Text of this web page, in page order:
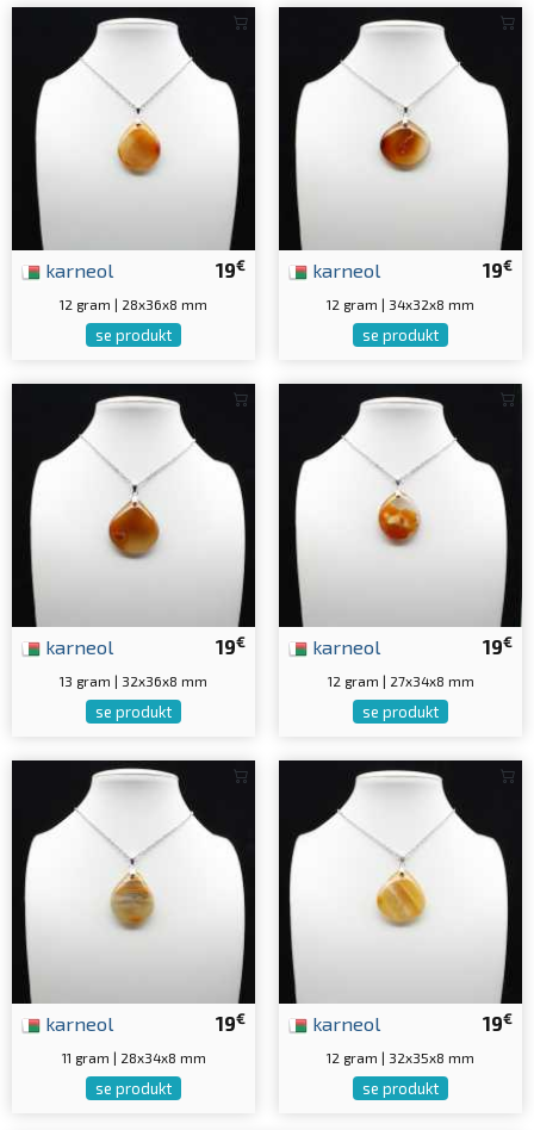
19€
karneol
12 gram | 28x36x8 mm
se produkt
19€
karneol
12 gram | 34x32x8 mm
se produkt
19€
karneol
13 gram | 32x36x8 mm
se produkt
19€
karneol
12 gram | 27x34x8 mm
se produkt
19€
karneol
11 gram | 28x34x8 mm
se produkt
19€
karneol
12 gram | 32x35x8 mm
se produkt